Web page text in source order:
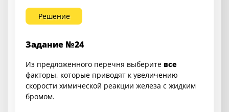
Решение
Задание №24
Из предложенного перечня выберите все
факторы, которые приводят к увеличению
скорости химической реакции железа с жидким
бромом.